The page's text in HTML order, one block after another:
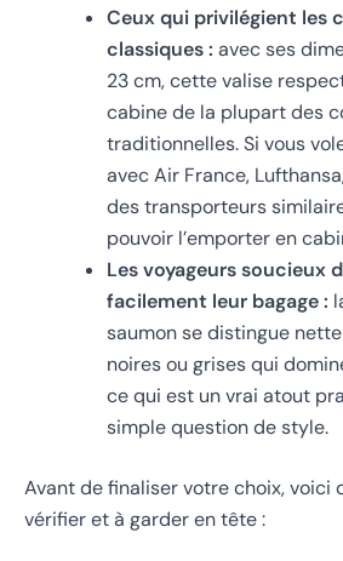
Ceux qui privilégient les
classiques : avec ses
23 cm, cette valise
cabine de la plupart des
traditionnelles. Si vous
avec Air France,
des transporteurs
pouvoir l’emporter en
Les voyageurs soucieux
facilement leur bagage :
saumon se distingue
noires ou grises qui
ce qui est un vrai atout
simple question de style.
Avant de finaliser votre choix, voici
vérifier et à garder en tête :